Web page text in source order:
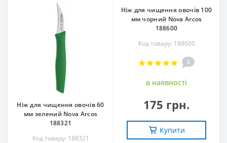
Ніж для чищення овочів 60
мм зелений Nova Arcos
188321
Код товару: 188321
Ніж для чищення овочів 100
мм чорний Nova Arcos
188600
Код товару: 188600
2
в наявностi
175 грн.
Купити